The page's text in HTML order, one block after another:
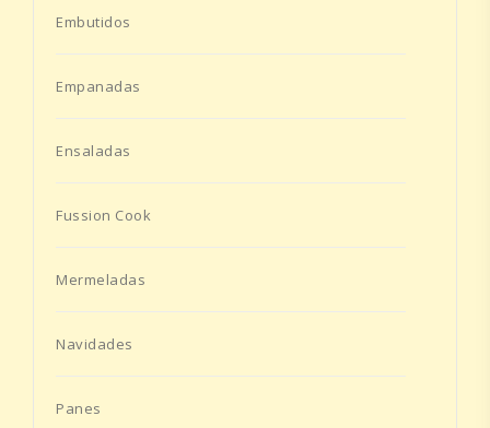
Embutidos
Empanadas
Ensaladas
Fussion Cook
Mermeladas
Navidades
Panes